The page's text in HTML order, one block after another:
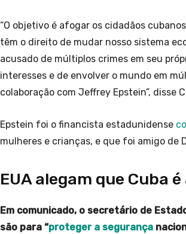
“O objetivo é afogar os cidadãos
têm o direito de mudar nosso sistema
acusado de múltiplos crimes em seu
interesses e de envolver o mundo em
colaboração com Jeffrey Epstein”, disse
Epstein foi o financista estadunidense
mulheres e crianças, e que foi amigo de
EUA alegam que Cuba
Em comunicado, o secretário de
são para “proteger a segurança